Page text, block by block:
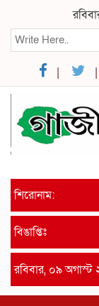
শিরোনাম:
বিঙাপ্তিঃ
রবিবার, ০৯ অগাস্ট